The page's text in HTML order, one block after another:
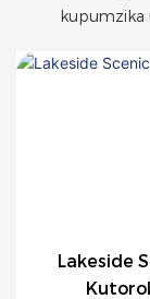
kupumzika
Lakeside